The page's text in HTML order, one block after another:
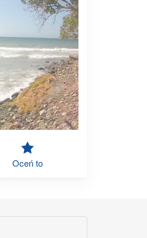
Oceń to